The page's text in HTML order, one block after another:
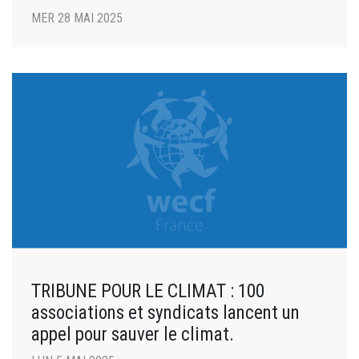
MER 28 MAI 2025
TRIBUNE POUR LE CLIMAT : 100
associations et syndicats lancent un
appel pour sauver le climat.